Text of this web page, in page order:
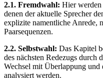
2.1. Fremdwahl: Hier werden
denen der aktuelle Sprecher
explizite namentliche Anrede,
Paarsequenzen.
2.2. Selbstwahl: Das Kapitel
des nächsten Redezugs durch
Wechsel mit Überlappung und
analysiert werden.